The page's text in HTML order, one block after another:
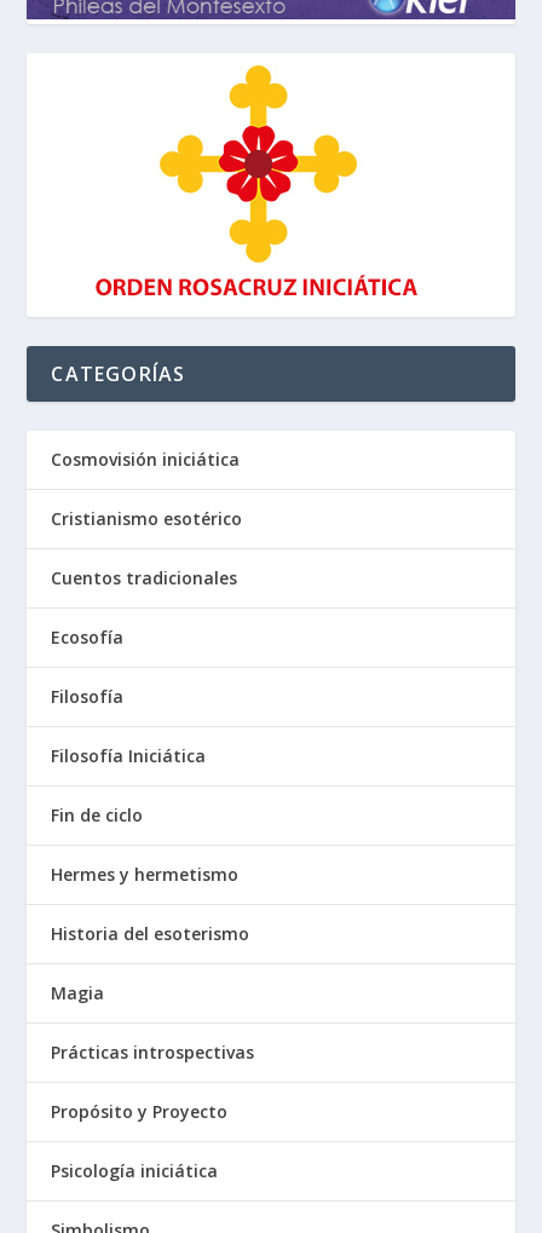
CATEGORÍAS
Cosmovisión iniciática
Cristianismo esotérico
Cuentos tradicionales
Ecosofía
Filosofía
Filosofía Iniciática
Fin de ciclo
Hermes y hermetismo
Historia del esoterismo
Magia
Prácticas introspectivas
Propósito y Proyecto
Psicología iniciática